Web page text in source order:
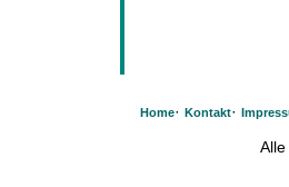
Home· Kontakt·